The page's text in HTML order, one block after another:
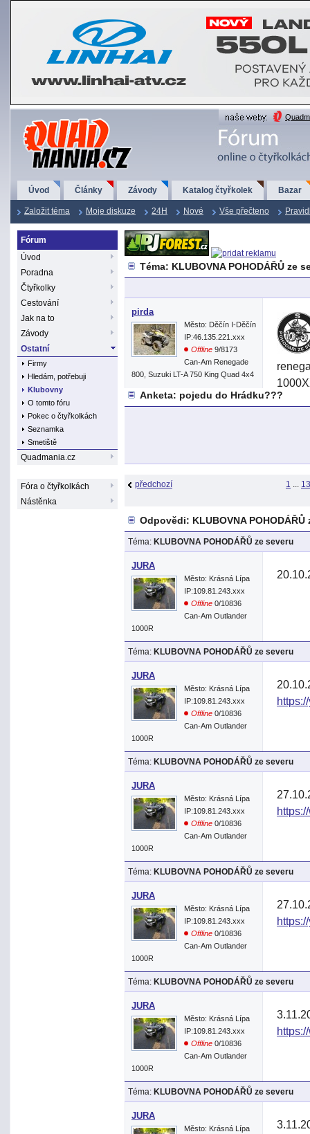
QuadMania.cz
Úvod Články Závody Katalog čtyřkolek Bazar
Založit téma Moje diskuze 24H Nové Vše přečteno
Fórum
Úvod
Poradna
Čtyřkolky
Cestování
Jak na to
Závody
Ostatní
Firmy
Hledám, potřebuji
Klubovny
O tomto fóru
Pokec o čtyřkolkách
Seznamka
Smetiště
Quadmania.cz
Fóra o čtyřkolkách
Nástěnka
Téma: KLUBOVNA POHODÁŘŮ ze
pirda
Město: Děčín I-Děčín
IP:46.135.221.xxx
Offline 9/8173
Can-Am Renegade
800, Suzuki LT-A 750 King Quad 4x4
Jura
Anketa: pojedu do Hrádku???
předchozí 1 ...
Odpovědi: KLUBOVNA POHODÁŘŮ
Téma: KLUBOVNA POHODÁŘŮ ze severu
JURA
Město: Krásná Lípa
IP:109.81.243.xxx
Offline 0/10836
Can-Am Outlander
1000R
Téma: KLUBOVNA POHODÁŘŮ ze severu
JURA
Město: Krásná Lípa
IP:109.81.243.xxx
Offline 0/10836
Can-Am Outlander
1000R
Téma: KLUBOVNA POHODÁŘŮ ze severu
JURA
Město: Krásná Lípa
IP:109.81.243.xxx
Offline 0/10836
Can-Am Outlander
1000R
Téma: KLUBOVNA POHODÁŘŮ ze severu
JURA
Město: Krásná Lípa
IP:109.81.243.xxx
Offline 0/10836
Can-Am Outlander
1000R
Téma: KLUBOVNA POHODÁŘŮ ze severu
JURA
Město: Krásná Lípa
IP:109.81.243.xxx
Offline 0/10836
Can-Am Outlander
1000R
Téma: KLUBOVNA POHODÁŘŮ ze severu
JURA
Město: Krásná Lípa